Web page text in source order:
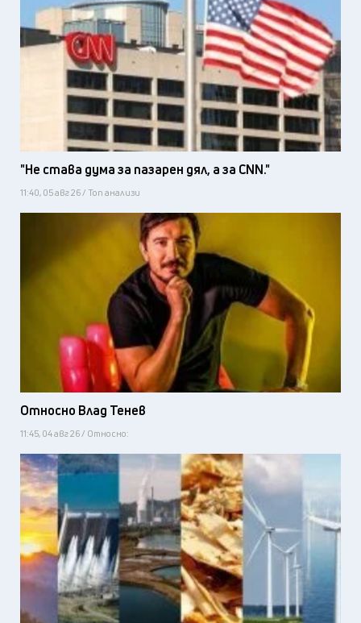
"Не става дума за пазарен дял, а за CNN."
11:40, 05 авг 26 / Топ анализи
Относно Влад Тенев
11:45, 04 авг 26 / Относно: